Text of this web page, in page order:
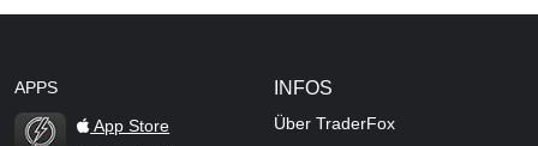
APPS
App Store
INFOS
Über TraderFox